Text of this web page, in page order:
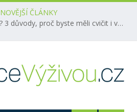
ČLÁNKY
Cvičení v horkých dnech? 3 důvody, proč byste měli cvičit i v létě!